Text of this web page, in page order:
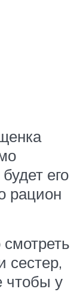
его
рацион
сестер,
чтобы у